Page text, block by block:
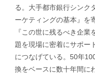
る。大手都市銀行シンク
ーケティングの基本』を
『この世に残るべき企
題を現場に密着にサポー
につなげている。50年
換をベースに数十年間に